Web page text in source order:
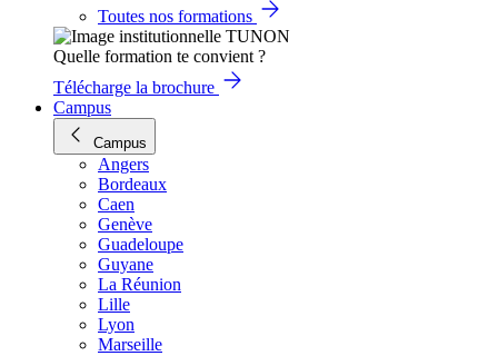
Toutes nos formations
Quelle formation te convient ?
Télécharge la brochure
Campus
Campus
Angers
Bordeaux
Caen
Genève
Guadeloupe
Guyane
La Réunion
Lille
Lyon
Marseille